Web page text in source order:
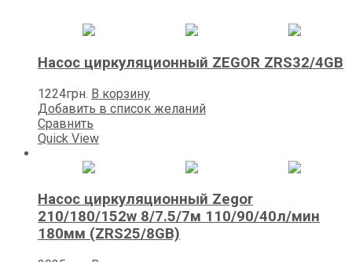
Насос циркуляционный ZEGOR ZRS32/4GB
1224грн. В корзину
Добавить в список желаний
Сравнить
Quick View
Насос циркуляционный Zegor
210/180/152w 8/7.5/7м 110/90/40л/мин
180мм (ZRS25/8GB)